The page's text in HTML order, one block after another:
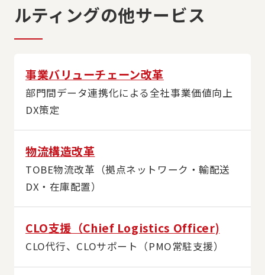
ルティングの他サービス
事業バリューチェーン改革
部門間データ連携化による全社事業価値向上
DX策定
物流構造改革
TOBE物流改革（拠点ネットワーク・輸配送
DX・在庫配置）
CLO支援（Chief Logistics Officer)
CLO代行、CLOサポート（PMO常駐支援）